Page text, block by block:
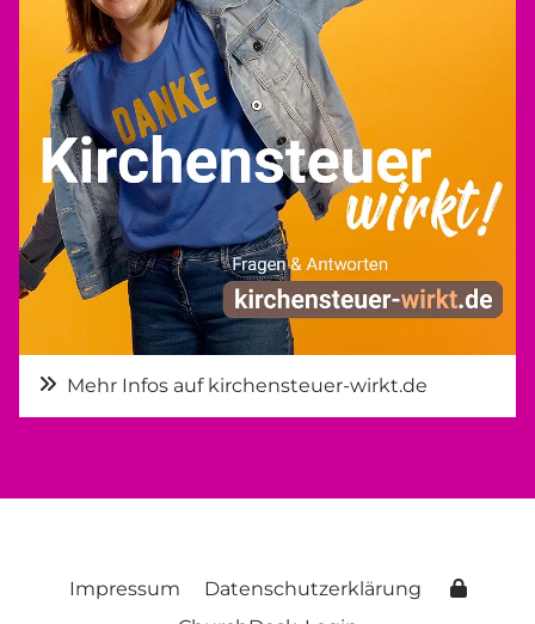
Mehr Infos auf kirchensteuer-wirkt.de
Impressum
Datenschutzerklärung